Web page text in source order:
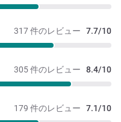
317 件のレビュー 7.7/10
305 件のレビュー 8.4/10
179 件のレビュー 7.1/10